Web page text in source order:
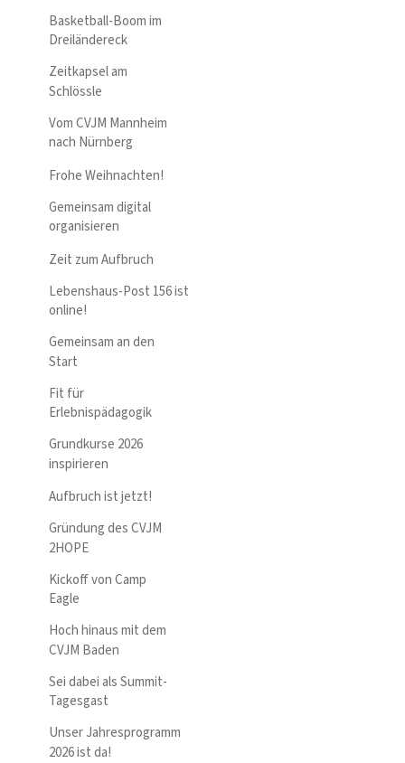
Basketball-Boom im
Dreiländereck
Zeitkapsel am
Schlössle
Vom CVJM Mannheim
nach Nürnberg
Frohe Weihnachten!
Gemeinsam digital
organisieren
Zeit zum Aufbruch
Lebenshaus-Post 156 ist
online!
Gemeinsam an den
Start
Fit für
Erlebnispädagogik
Grundkurse 2026
inspirieren
Aufbruch ist jetzt!
Gründung des CVJM
2HOPE
Kickoff von Camp
Eagle
Hoch hinaus mit dem
CVJM Baden
Sei dabei als Summit-
Tagesgast
Unser Jahresprogramm
2026 ist da!